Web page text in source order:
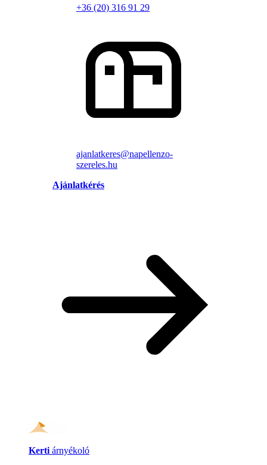
+36 (20) 316 91 29
ajanlatkeres@napellenzo-
szereles.hu
Ajánlatkérés
Kerti árnyékoló